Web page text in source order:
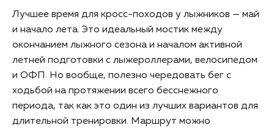
Лучшее время для кросс-походов у лыжников — май
и начало лета. Это идеальный мостик между
окончанием лыжного сезона и началом активной
летней подготовки с лыжероллерами, велосипедом
и ОФП. Но вообще, полезно чередовать бег с
ходьбой на протяжении всего бесснежного
периода, так как это один из лучших вариантов для
длительной тренировки. Маршрут можно